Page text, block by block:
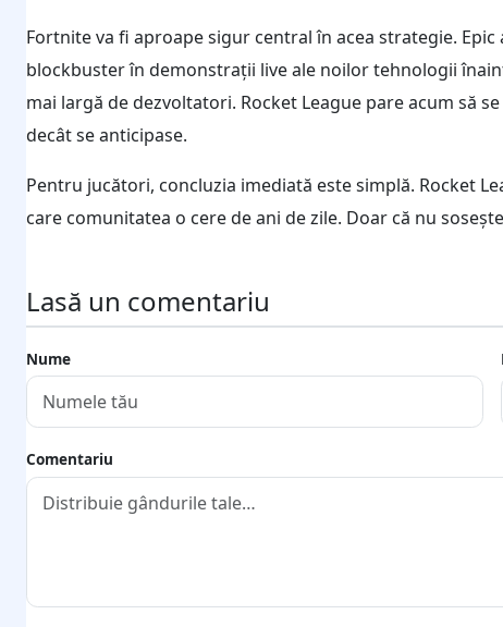
Fortnite va fi aproape sigur central în acea strategie.
blockbuster în demonstrații live ale noilor tehnologii
mai largă de dezvoltatori. Rocket League pare acum să
decât se anticipase.
Pentru jucători, concluzia imediată este simplă. Rocket
care comunitatea o cere de ani de zile. Doar că nu
Lasă un comentariu
Nume
Comentariu